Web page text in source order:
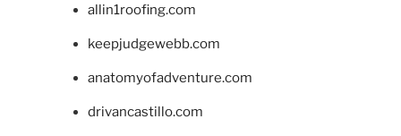
allin1roofing.com
keepjudgewebb.com
anatomyofadventure.com
drivancastillo.com